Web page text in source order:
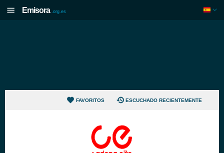
Emisora .org.es
FAVORITOS ESCUCHADO RECIENTEMENTE